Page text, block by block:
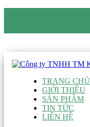
TRANG CHỦ
GIỚI THIỆU
SẢN PHẨM
TIN TỨC
LIÊN HỆ